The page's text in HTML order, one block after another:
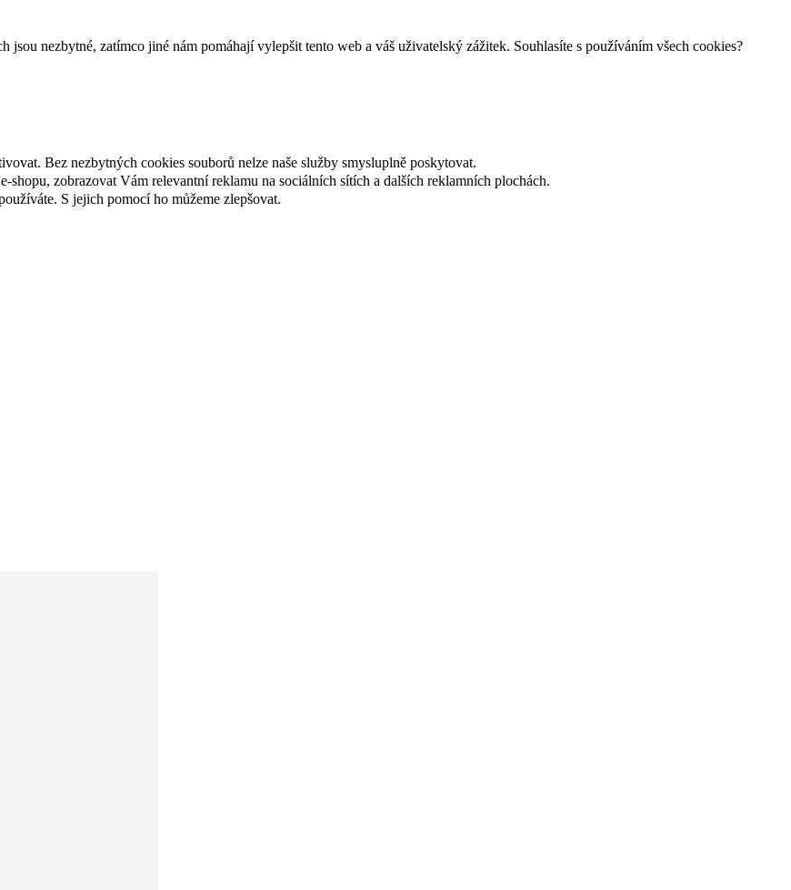
nezbytné, zatímco jiné nám pomáhají vylepšit tento web a váš uživatelský zážitek. Souhlasíte s používáním všech cookies?
Bez nezbytných cookies souborů nelze naše služby smysluplně poskytovat.
shopu, zobrazovat Vám relevantní reklamu na sociálních sítích a dalších reklamních plochách.
S jejich pomocí ho můžeme zlepšovat.